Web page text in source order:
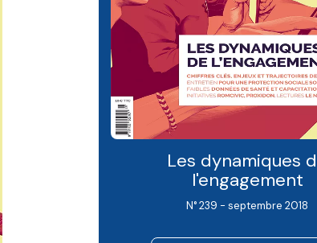
Les dynamiques
l'engagement
N° 239 - septembre 2018